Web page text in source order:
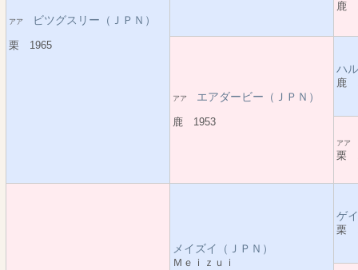
アア ビツグスリー（ＪＰＮ）
栗 1965
鹿
アア エアダービー（ＪＰＮ）
鹿 1953
ハ
鹿
ア
栗
メイズイ（ＪＰＮ）
Ｍｅｉｚｕｉ
ゲ
栗